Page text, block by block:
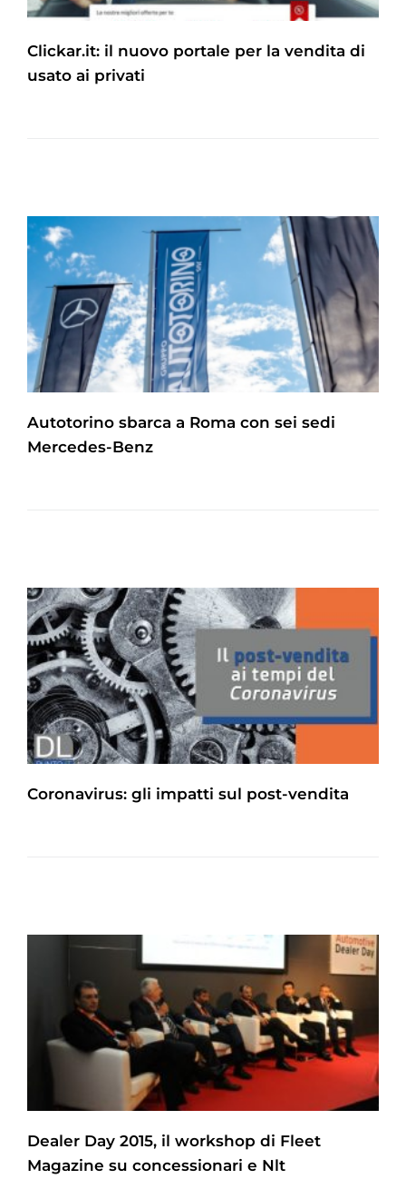
Clickar.it: il nuovo portale per la vendita di
usato ai privati
Autotorino sbarca a Roma con sei sedi
Mercedes-Benz
Coronavirus: gli impatti sul post-vendita
Dealer Day 2015, il workshop di Fleet
Magazine su concessionari e Nlt